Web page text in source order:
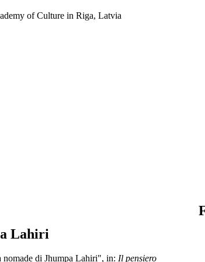
of Culture in Riga, Latvia
Lahiri
nomade di Jhumpa Lahiri", in: Il pensiero